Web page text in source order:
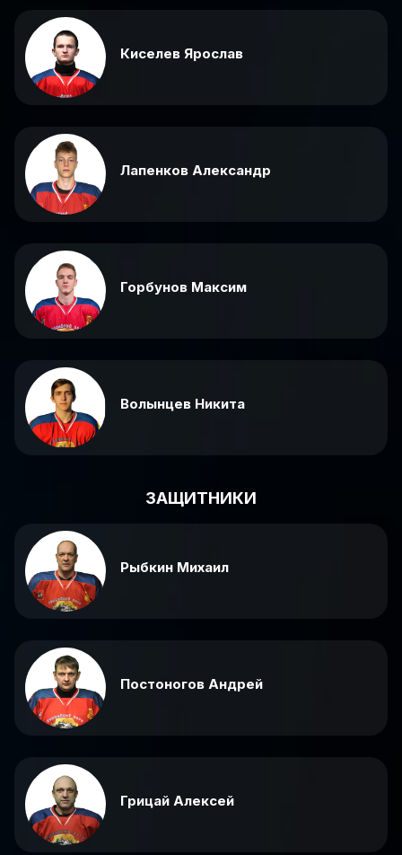
Киселев Ярослав
Лапенков Александр
Горбунов Максим
Волынцев Никита
ЗАЩИТНИКИ
Рыбкин Михаил
Постоногов Андрей
Грицай Алексей